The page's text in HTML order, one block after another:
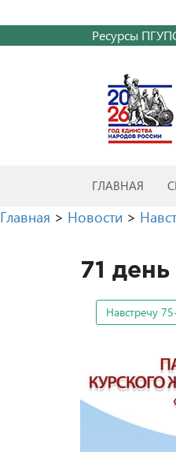
Ресурсы
ГЛАВНАЯ
Главная > Новости >
71
Навстречу